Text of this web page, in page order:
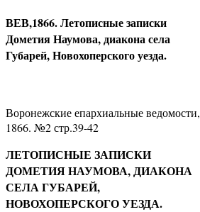
ВЕВ,1866. Летописные записки
Дометия Наумова, диакона села
Губарей, Новохоперского уезда.
Воронежские епархиальные ведомости,
1866. №2 стр.39-42
ЛЕТОПИСНЫЕ ЗАПИСКИ
ДОМЕТИЯ НАУМОВА, ДИАКОНА
СЕЛА ГУБАРЕЙ,
НОВОХОПЕРСКОГО УЕЗДА.